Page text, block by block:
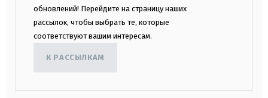
обновлений! Перейдите на страницу наших
рассылок, чтобы выбрать те, которые
соответствуют вашим интересам.
К РАССЫЛКАМ